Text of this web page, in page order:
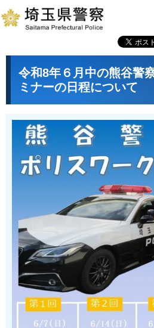
令和8年６月中の熊谷警
ミナーの日程について